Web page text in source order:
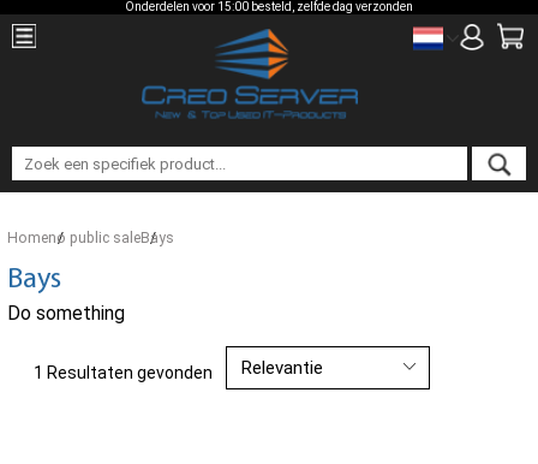
Onderdelen voor 15:00 besteld, zelfde dag verzonden
Homeno public saleBays
Bays
Do something
1 Resultaten gevonden